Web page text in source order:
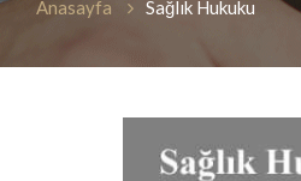
Anasayfa Sağlık Hukuku